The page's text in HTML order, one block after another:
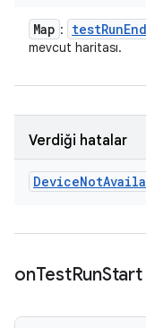
Map :
mevcut haritası.
Verdiği hatalar
DeviceNot
onTestRunStart